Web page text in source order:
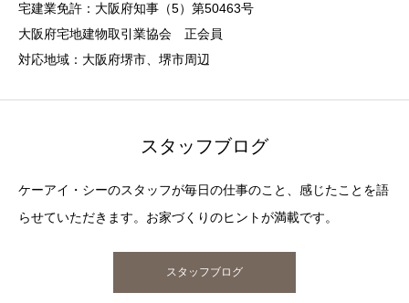
宅建業免許：大阪府知事（5）第50463号
大阪府宅地建物取引業協会 正会員
対応地域：大阪府堺市、堺市周辺
スタッフブログ
ケーアイ・シーのスタッフが毎日の仕事のこと、感じたことを語
らせていただきます。お家づくりのヒントが満載です。
スタッフブログ